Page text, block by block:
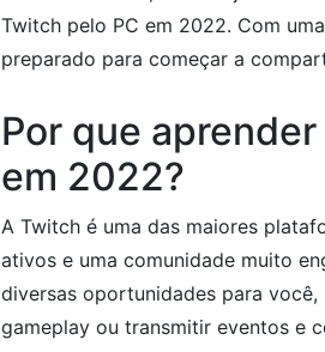
Twitch pelo PC em 2022. Com
preparado para começar a
Por que
em 2022?
A Twitch é uma das maiores
ativos e uma comunidade muito
diversas oportunidades para
gameplay ou transmitir eventos e